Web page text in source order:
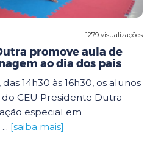
1279 visualizações
promove aula de
ao dia dos pais
14h30 às 16h30, os alunos
CEU Presidente Dutra
especial em
[saiba mais]